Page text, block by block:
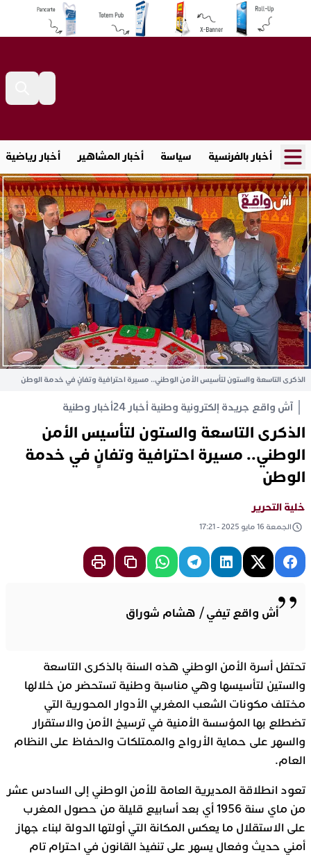
أخبار بالفرنسية سياسة أخبار المشاهير أخبار رياضية
آش واقع جريدة إلكترونية وطنية أخبار 24 أخبار وطنية
الذكرى التاسعة والستون لتأسيس الأمن
الوطني.. مسيرة احترافية وتفانٍ في خدمة
الوطن
الذكرى التاسعة والستون لتأسيس الأمن الوطني.. مسيرة احترافية وتفانٍ في خدمة الوطن
خلية التحرير
الجمعة 16 مايو 2025 - 17:21
أش واقع تيفي / هشام شوراق
تحتفل أسرة الأمن الوطني هذه السنة بالذكرى التاسعة
والستين لتأسيسها وهي مناسبة وطنية تستحضر من خلالها
مختلف مكونات الشعب المغربي الأدوار المحورية التي
تضطلع بها المؤسسة الأمنية في ترسيخ الأمن والاستقرار
والسهر على حماية الأرواح والممتلكات والحفاظ على النظام
العام.
تعود انطلاقة المديرية العامة للأمن الوطني إلى السادس عشر
من ماي سنة 1956 أي بعد أسابيع قليلة من حصول المغرب
على الاستقلال ما يعكس المكانة التي أولتها الدولة لبناء جهاز
أمني حديث وفعال يسهر على تنفيذ القانون في احترام تام